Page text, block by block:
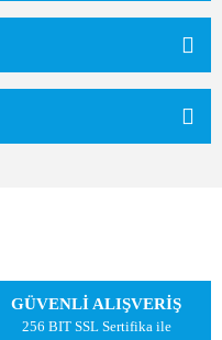
GÜVENLİ ALIŞVERİŞ
256 BIT SSL Sertifika ile